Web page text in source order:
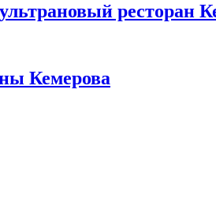
ресторан
Кемерова